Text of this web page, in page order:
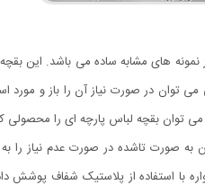
از نمونه های مشابه ساده می باشد.
توان در صورت نیاز آن را باز و مورد
توان بقچه لباس پارچه ای را
صورت تاشده در صورت عدم نیاز را
استفاده از پلاستیک شفاف پوشش